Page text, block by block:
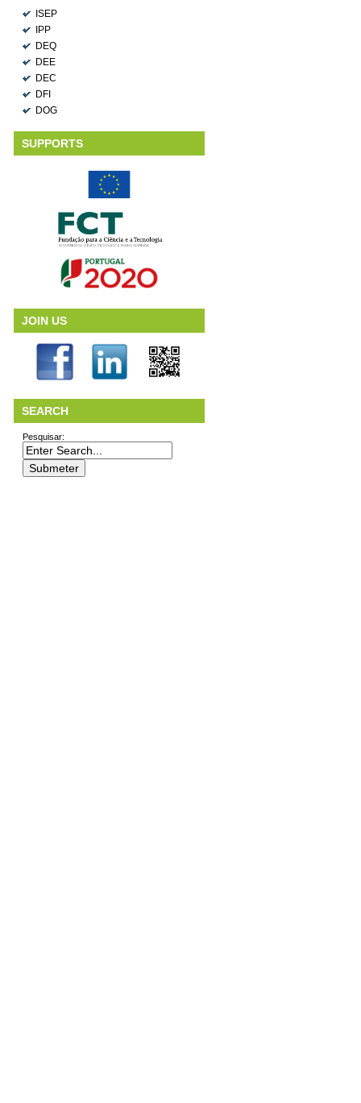
ISEP
IPP
DEQ
DEE
DEC
DFI
DOG
SUPPORTS
JOIN US
SEARCH
Pesquisar: